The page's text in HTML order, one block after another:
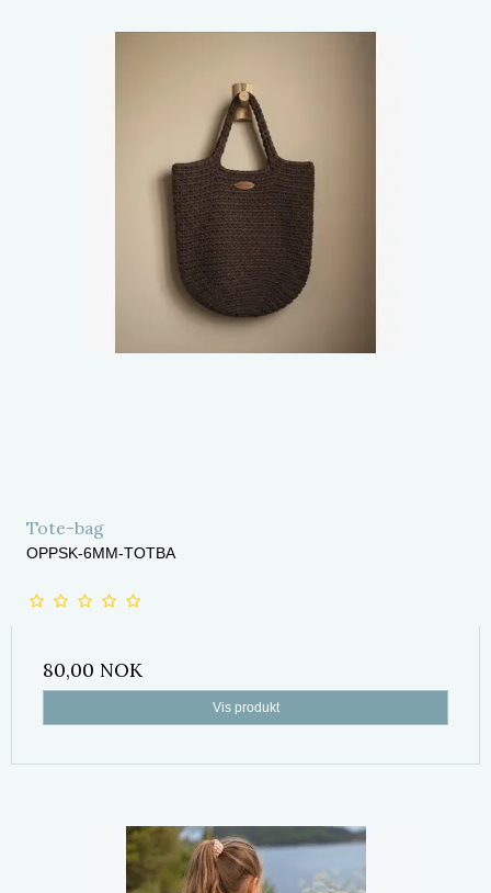
Tote-bag
OPPSK-6MM-TOTBA
80,00 NOK
Vis produkt